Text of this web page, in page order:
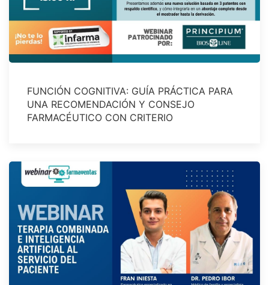
FUNCIÓN COGNITIVA: GUÍA PRÁCTICA PARA
UNA RECOMENDACIÓN Y CONSEJO
FARMACÉUTICO CON CRITERIO